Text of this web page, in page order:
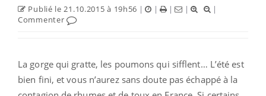
Publié le 21.10.2015 à 19h56 | | | |
|
Commenter
La gorge qui gratte, les poumons qui sifflent… L’été est
bien fini, et vous n’aurez sans doute pas échappé à la